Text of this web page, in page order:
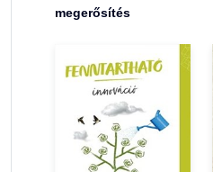
megerősítés